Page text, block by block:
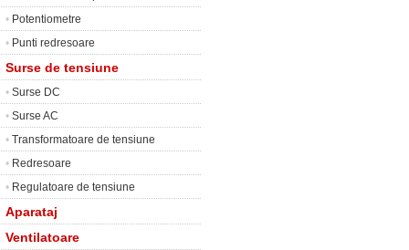
• Potentiometre
• Punti redresoare
Surse de tensiune
• Surse DC
• Surse AC
• Transformatoare de tensiune
• Redresoare
• Regulatoare de tensiune
Aparataj
Ventilatoare